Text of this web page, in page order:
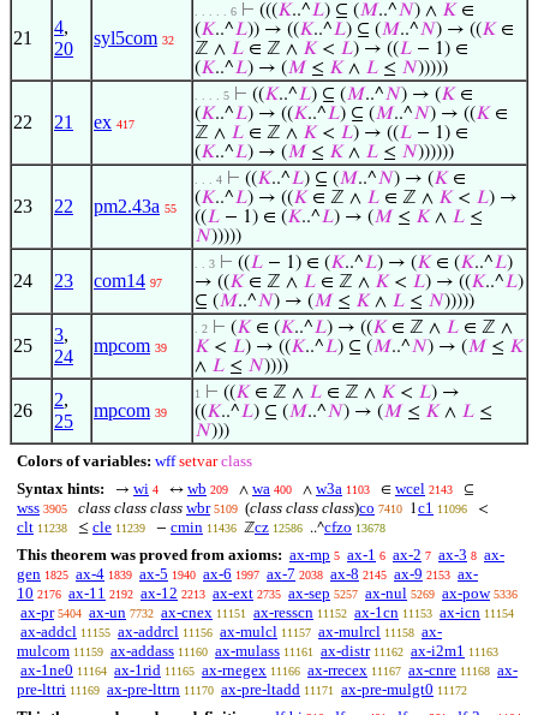
21
4,
20
syl5com 32
. . . . . 6 ⊢ (((𝐾..^𝐿) ⊆ (𝑀..^𝑁) ∧ 𝐾 ∈
(𝐾..^𝐿)) → ((𝐾..^𝐿) ⊆ (𝑀..^𝑁) → ((𝐾 ∈
ℤ ∧ 𝐿 ∈ ℤ ∧ 𝐾 < 𝐿) → ((𝐿 − 1) ∈
(𝐾..^𝐿) → (𝑀 ≤ 𝐾 ∧ 𝐿 ≤ 𝑁)))))
22 21 ex 417
. . . . 5 ⊢ ((𝐾..^𝐿) ⊆ (𝑀..^𝑁) → (𝐾 ∈
(𝐾..^𝐿) → ((𝐾..^𝐿) ⊆ (𝑀..^𝑁) → ((𝐾 ∈
ℤ ∧ 𝐿 ∈ ℤ ∧ 𝐾 < 𝐿) → ((𝐿 − 1) ∈
(𝐾..^𝐿) → (𝑀 ≤ 𝐾 ∧ 𝐿 ≤ 𝑁))))))
23 22 pm2.43a 55
. . . 4 ⊢ ((𝐾..^𝐿) ⊆ (𝑀..^𝑁) → (𝐾 ∈
(𝐾..^𝐿) → ((𝐾 ∈ ℤ ∧ 𝐿 ∈ ℤ ∧ 𝐾 < 𝐿) →
((𝐿 − 1) ∈ (𝐾..^𝐿) → (𝑀 ≤ 𝐾 ∧ 𝐿 ≤
𝑁)))))
24 23 com14 97
. . 3 ⊢ ((𝐿 − 1) ∈ (𝐾..^𝐿) → (𝐾 ∈ (𝐾..^𝐿)
→ ((𝐾 ∈ ℤ ∧ 𝐿 ∈ ℤ ∧ 𝐾 < 𝐿) → ((𝐾..^𝐿)
⊆ (𝑀..^𝑁) → (𝑀 ≤ 𝐾 ∧ 𝐿 ≤ 𝑁)))))
25
3,
24
mpcom 39
. 2 ⊢ (𝐾 ∈ (𝐾..^𝐿) → ((𝐾 ∈ ℤ ∧ 𝐿 ∈ ℤ ∧
𝐾 < 𝐿) → ((𝐾..^𝐿) ⊆ (𝑀..^𝑁) → (𝑀 ≤ 𝐾
∧ 𝐿 ≤ 𝑁))))
26
2,
25
mpcom 39
1 ⊢ ((𝐾 ∈ ℤ ∧ 𝐿 ∈ ℤ ∧ 𝐾 < 𝐿) →
((𝐾..^𝐿) ⊆ (𝑀..^𝑁) → (𝑀 ≤ 𝐾 ∧ 𝐿 ≤
𝑁)))
Colors of variables: wff setvar class
Syntax hints:
→ wi 4 ↔ wb 209 ∧ wa 400 ∧ w3a 1103 ∈ wcel 2143 ⊆
wss 3905 class class class wbr 5109 (class class class)co 7410 1c1 11096 <
clt 11238 ≤ cle 11239 − cmin 11436 ℤcz 12586 ..^cfzo 13678
This theorem was proved from axioms: ax-mp 5 ax-1 6 ax-2 7 ax-3 8 ax-
gen 1825 ax-4 1839 ax-5 1940 ax-6 1997 ax-7 2038 ax-8 2145 ax-9 2153 ax-
10 2176 ax-11 2192 ax-12 2213 ax-ext 2735 ax-sep 5257 ax-nul 5269 ax-pow 5336
ax-pr 5404 ax-un 7732 ax-cnex 11151 ax-resscn 11152 ax-1cn 11153 ax-icn 11154
ax-addcl 11155 ax-addrcl 11156 ax-mulcl 11157 ax-mulrcl 11158 ax-
mulcom 11159 ax-addass 11160 ax-mulass 11161 ax-distr 11162 ax-i2m1 11163
ax-1ne0 11164 ax-1rid 11165 ax-rnegex 11166 ax-rrecex 11167 ax-cnre 11168 ax-
pre-lttri 11169 ax-pre-lttrn 11170 ax-pre-ltadd 11171 ax-pre-mulgt0 11172